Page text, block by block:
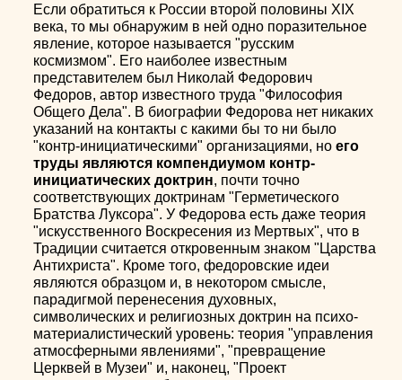
Если обратиться к России второй половины ХIХ
века, то мы обнаружим в ней одно поразительное
явление, которое называется "русским
космизмом". Его наиболее известным
представителем был Николай Федорович
Федоров, автор известного труда "Философия
Общего Дела". В биографии Федорова нет никаких
указаний на контакты с какими бы то ни было
"контр-инициатическими" организациями, ноего
труды являются компендиумом контp-
инициатических доктрин, почти точно
соответствующих доктринам "Герметического
Братства Луксора". У Федорова есть даже теория
"искусственного Воскресения из Мертвых", что в
Традиции считается откровенным знаком "Царства
Антихриста". Кроме того, федоровские идеи
являются образцом и, в некотором смысле,
парадигмой перенесения духовных,
символических и религиозных доктрин на психо-
материалистический уровень: теория "управления
атмосферными явлениями", "превращение
Церквей в Музеи" и, наконец, "Проект